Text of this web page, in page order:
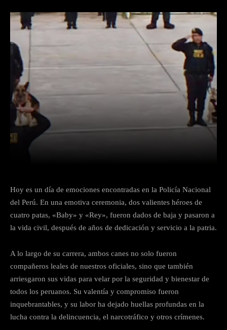
Hoy es un día de emociones encontradas en la Policía Nacional
del Perú. En una emotiva ceremonia, dos valientes héroes de
cuatro patas, «Baby» y «Rey», fueron dados de baja y pasaron a
la vida civil, después de años de dedicación y servicio a la patria.
A lo largo de su carrera, ambos canes no solo fueron
compañeros leales de nuestros oficiales, sino que también
arriesgaron sus vidas para velar por la seguridad y bienestar de
todos los peruanos. Su valentía y compromiso fueron
inquebrantables, y su labor ha dejado huellas profundas en la
lucha contra la delincuencia, el narcotráfico y otros crímenes.